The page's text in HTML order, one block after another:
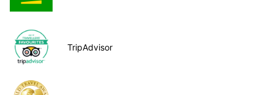
TripAdvisor